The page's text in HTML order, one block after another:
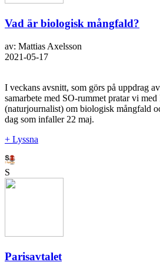
Vad är biologisk mångfald?
av: Mattias Axelsson
2021-05-17
I veckans avsnitt, som görs på uppdrag
samarbete med SO-rummet pratar vi
(naturjournalist) om biologisk mångfald
dag som infaller 22 maj.
+ Lyssna
S
Parisavtalet